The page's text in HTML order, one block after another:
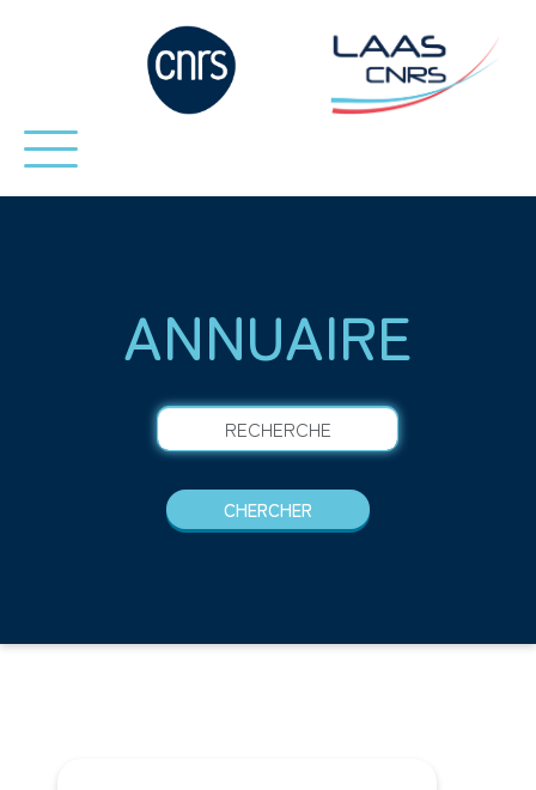
ANNUAIRE
RECHERCHE
CHERCHER